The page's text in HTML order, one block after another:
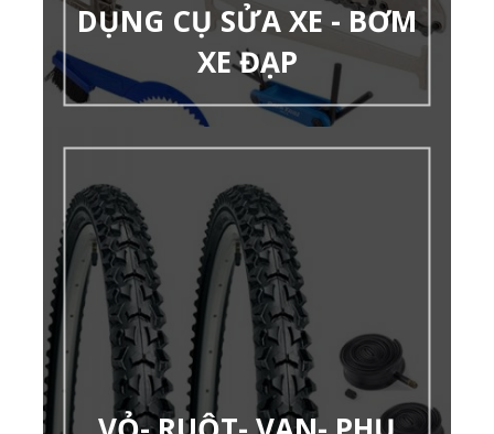
DỤNG CỤ SỬA XE - BƠM
XE ĐẠP